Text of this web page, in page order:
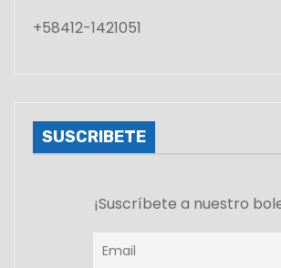
+58412-1421051
SUSCRIBETE
¡Suscríbete a nuestro